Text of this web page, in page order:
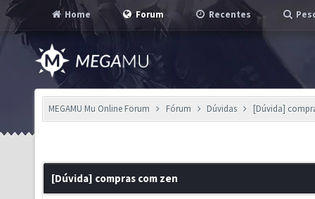
Home Forum Recentes
MEGAMU Mu Online Forum Fórum Dúvidas [Dúvida]
[Dúvida] compras com zen